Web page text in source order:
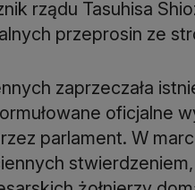
rządu Tasuhisa
przeprosin ze
zaprzeczała
oficjalne
parlament. W